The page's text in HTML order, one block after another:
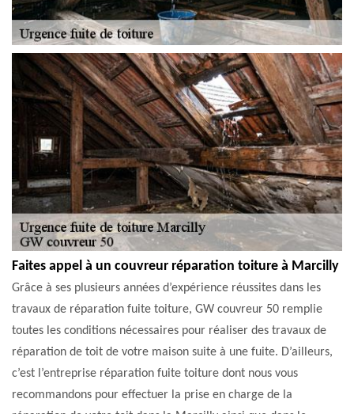
Faites appel à un couvreur réparation toiture à Marcilly
Grâce à ses plusieurs années d’expérience réussites dans les
travaux de réparation fuite toiture, GW couvreur 50 remplie
toutes les conditions nécessaires pour réaliser des travaux de
réparation de toit de votre maison suite à une fuite. D’ailleurs,
c’est l’entreprise réparation fuite toiture dont nous vous
recommandons pour effectuer la prise en charge de la